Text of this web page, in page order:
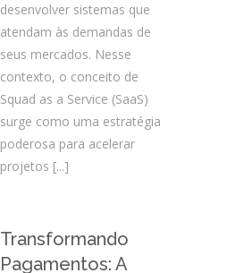
desenvolver sistemas que
atendam às demandas de
seus mercados. Nesse
contexto, o conceito de
Squad as a Service (SaaS)
surge como uma estratégia
poderosa para acelerar
projetos [...]
Transformando
Pagamentos: A